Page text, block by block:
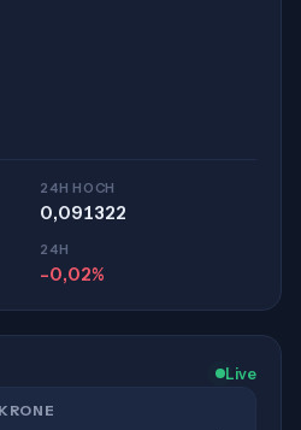
24H HOCH
0,091322
24H
-0,02%
Live